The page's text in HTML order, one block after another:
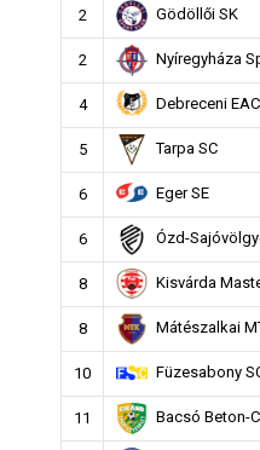
2 Gödöllői SK
2 Nyíregyháza
4 Debreceni EAC
5 Tarpa SC
6 Eger SE
6 Ózd-
8 Kisvárda
8 Mátészalkai
10 Füzesabony
11 Bacsó Beton-